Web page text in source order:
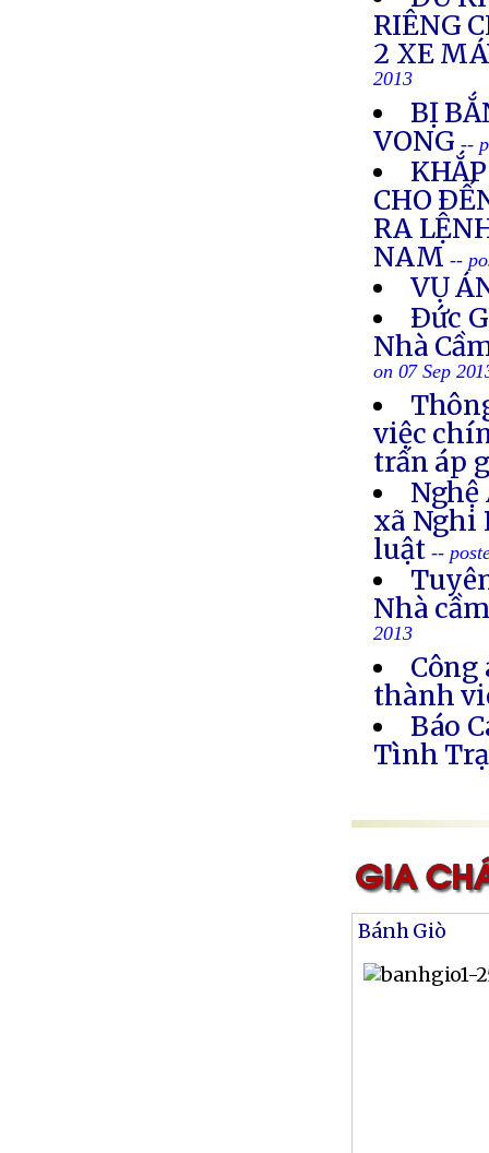
RIÊNG
2 XE
2013
BỊ
VONG --
CHO
RA
NAM--
VỤ
Ðức
Nhà
on 07 Sep
việc
trấn áp
Nghệ
xã Nghi
luật--
Nhà
2013
thành
Báo
Tình
Bánh Giò